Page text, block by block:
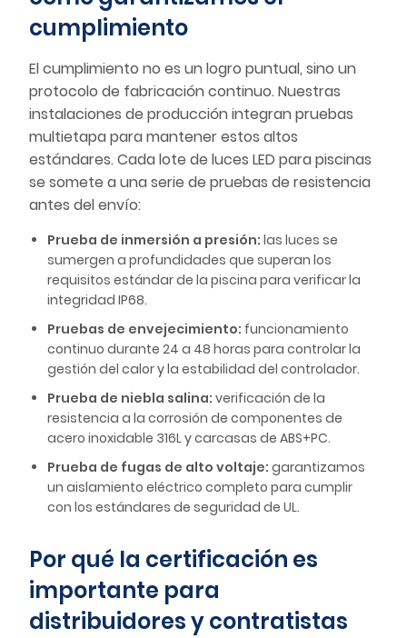
cumplimiento
El cumplimiento no es un logro puntual, sino un
protocolo de fabricación continuo. Nuestras
instalaciones de producción integran pruebas
multietapa para mantener estos altos
estándares. Cada lote de luces LED para piscinas
se somete a una serie de pruebas de resistencia
antes del envío:
Prueba de inmersión a presión: las luces se
sumergen a profundidades que superan los
requisitos estándar de la piscina para verificar la
integridad IP68.
Pruebas de envejecimiento: funcionamiento
continuo durante 24 a 48 horas para controlar la
gestión del calor y la estabilidad del controlador.
Prueba de niebla salina: verificación de la
resistencia a la corrosión de componentes de
acero inoxidable 316L y carcasas de ABS+PC.
Prueba de fugas de alto voltaje: garantizamos
un aislamiento eléctrico completo para cumplir
con los estándares de seguridad de UL.
Por qué la certificación es
importante para
distribuidores y contratistas